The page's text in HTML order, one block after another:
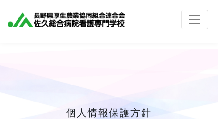
個人情報保護方針